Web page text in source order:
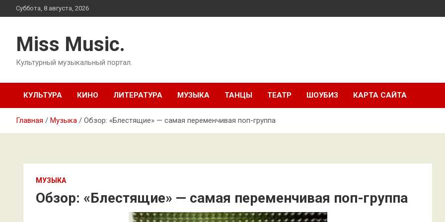
Перейти
к
Суббота, 8 августа, 2026
Miss Music.
Культурный музыкальный портал.
КУЛЬТУРА КИНО ЛИТЕРАТУРА МУЗЫКА ТАНЦЫ ТЕАТР ШОУБИЗ КАРТА САЙТА
Главная Музыка Обзор: «Блестящие» — самая переменчивая поп-группа
МУЗЫКА
Обзор: «Блестящие» — самая переменчивая поп-группа